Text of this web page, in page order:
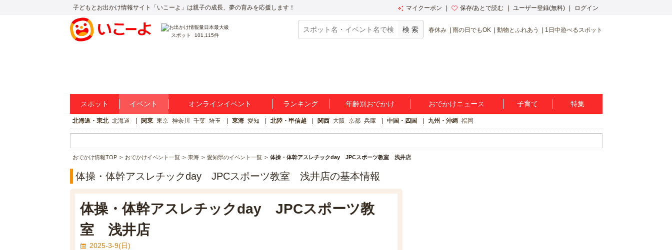
子どもとお出かけ情報サイト「いこーよ」は親子の成長、夢の育みを応援します！ マイクーポン 保存/あとで読む ユーザー登録(無料) ログイン
スポット 101,115件
春休み 雨の日でもOK 動物とふれあう 1日中遊べるスポット
スポット イベント オンラインイベント ランキング 年齢別おでかけ おでかけニュース 子育て 特集
北海道・東北 北海道 関東 東京 神奈川 千葉 埼玉 東海 愛知 北陸・甲信越 関西 大阪 京都 兵庫 中国・四国 九州・沖縄 福岡
おでかけ情報TOP おでかけイベント一覧 東海 愛知県のイベント一覧 体操・体幹アスレチックday JPCスポーツ教室 浅井店
体操・体幹アスレチックday JPCスポーツ教室 浅井店の基本情報
体操・体幹アスレチックday JPCスポーツ教
室 浅井店
2025-3-9(日)